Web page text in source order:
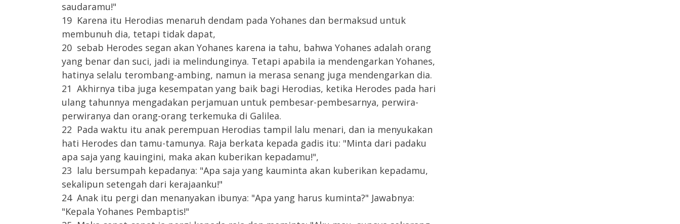
saudaramu!"
19 Karena itu Herodias menaruh dendam pada Yohanes dan bermaksud untuk
membunuh dia, tetapi tidak dapat,
20 sebab Herodes segan akan Yohanes karena ia tahu, bahwa Yohanes adalah orang
yang benar dan suci, jadi ia melindunginya. Tetapi apabila ia mendengarkan Yohanes,
hatinya selalu terombang-ambing, namun ia merasa senang juga mendengarkan dia.
21 Akhirnya tiba juga kesempatan yang baik bagi Herodias, ketika Herodes pada hari
ulang tahunnya mengadakan perjamuan untuk pembesar-pembesarnya, perwira-
perwiranya dan orang-orang terkemuka di Galilea.
22 Pada waktu itu anak perempuan Herodias tampil lalu menari, dan ia menyukakan
hati Herodes dan tamu-tamunya. Raja berkata kepada gadis itu: "Minta dari padaku
apa saja yang kauingini, maka akan kuberikan kepadamu!",
23 lalu bersumpah kepadanya: "Apa saja yang kauminta akan kuberikan kepadamu,
sekalipun setengah dari kerajaanku!"
24 Anak itu pergi dan menanyakan ibunya: "Apa yang harus kuminta?" Jawabnya:
"Kepala Yohanes Pembaptis!"